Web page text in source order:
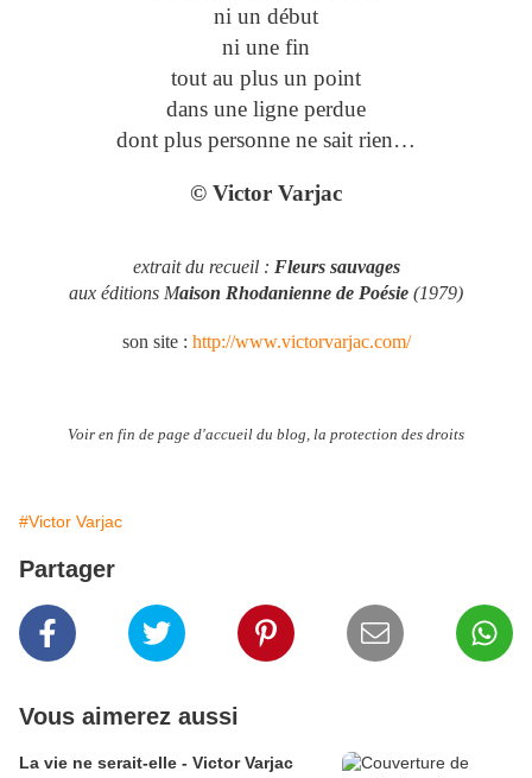
ni un début
ni une fin
tout au plus un point
dans une ligne perdue
dont plus personne ne sait rien…
© Victor Varjac
extrait du recueil : Fleurs sauvages
aux éditions Maison Rhodanienne de Poésie (1979)
son site : http://www.victorvarjac.com/
Voir en fin de page d'accueil du blog, la protection des droits
#Victor Varjac
Partager
Vous aimerez aussi
La vie ne serait-elle - Victor Varjac